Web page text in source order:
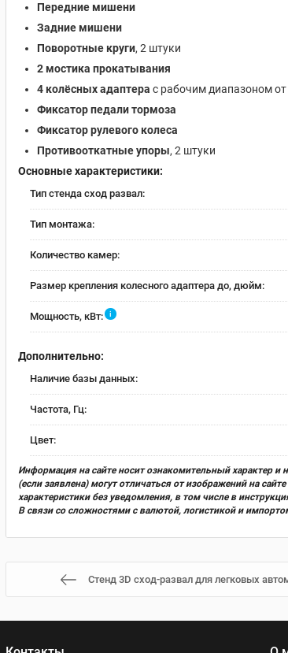
Передние мишени
Задние мишени
Поворотные круги, 2 штуки
2 мостика прокатывания
4 колёсных адаптера с рабочим диапазоном от
Фиксатор педали тормоза
Фиксатор рулевого колеса
Противооткатные упоры, 2 штуки
Основные характеристики:
Тип стенда сход развал:
Тип монтажа:
Количество камер:
Размер крепления колесного адаптера до, дюйм:
Мощность, кВт: i
Дополнительно:
Наличие базы данных:
Частота, Гц:
Цвет:
Информация на сайте носит ознакомительный характер и
(если заявлена) могут отличаться от изображений на
характеристики без уведомления, в том числе в
В связи со сложностями с валютой, логистикой и
Стенд 3D сход-развал для легковых